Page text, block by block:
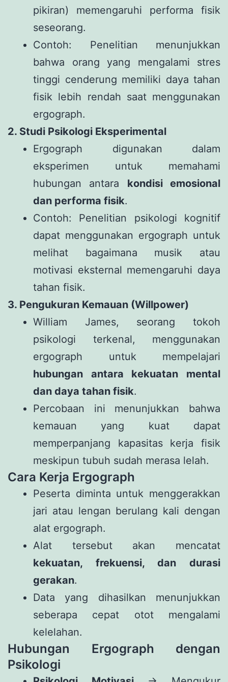
pikiran) memengaruhi performa fisik
seseorang.
Contoh: Penelitian menunjukkan
bahwa orang yang mengalami stres
tinggi cenderung memiliki daya tahan
fisik lebih rendah saat menggunakan
ergograph.
2. Studi Psikologi Eksperimental
Ergograph digunakan dalam
eksperimen untuk memahami
hubungan antara kondisi emosional
dan performa fisik.
Contoh: Penelitian psikologi kognitif
dapat menggunakan ergograph untuk
melihat bagaimana musik atau
motivasi eksternal memengaruhi daya
tahan fisik.
3. Pengukuran Kemauan (Willpower)
William James, seorang tokoh
psikologi terkenal, menggunakan
ergograph untuk mempelajari
hubungan antara kekuatan mental
dan daya tahan fisik.
Percobaan ini menunjukkan bahwa
kemauan yang kuat dapat
memperpanjang kapasitas kerja fisik
meskipun tubuh sudah merasa lelah.
Cara Kerja Ergograph
Peserta diminta untuk menggerakkan
jari atau lengan berulang kali dengan
alat ergograph.
Alat tersebut akan mencatat
kekuatan, frekuensi, dan durasi
gerakan.
Data yang dihasilkan menunjukkan
seberapa cepat otot mengalami
kelelahan.
Hubungan Ergograph dengan
Psikologi